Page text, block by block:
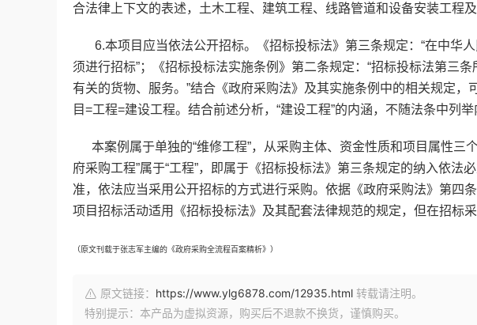
合法律上下文的表述，土木工程、建筑工程、线路管道和设备安装工程
6.本项目应当依法公开招标。《招标投标法》第三条规定：“在中华
须进行招标”；《招标投标法实施条例》第二条规定：“招标投标法第三
有关的货物、服务。”结合《政府采购法》及其实施条例中的相关规定
目=工程=建设工程。结合前述分析，“建设工程”的内涵，不随法条中列举
本案例属于单独的“维修工程”，从采购主体、资金性质和项目属性三
府采购工程”属于“工程”，即属于《招标投标法》第三条规定的纳入依法
准，依法应当采用公开招标的方式进行采购。依据《政府采购法》第四
项目招标活动适用《招标投标法》及其配套法律规范的规定，但在招标
（原文刊载于张志军主编的《政府采购全流程百案精析》）
原文链接： https://www.ylg6878.com/12935.html 转载请注明。
特别提示：本产品为虚拟资源，购买后不退款不换货，谨慎购买。